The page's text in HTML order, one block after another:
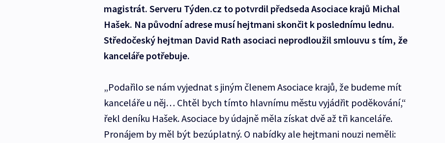
magistrát. Serveru Týden.cz to potvrdil předseda Asociace krajů Michal
Hašek. Na původní adrese musí hejtmani skončit k poslednímu lednu.
Středočeský hejtman David Rath asociaci neprodloužil smlouvu s tím, že
kanceláře potřebuje.
„Podařilo se nám vyjednat s jiným členem Asociace krajů, že budeme mít
kanceláře u něj… Chtěl bych tímto hlavnímu městu vyjádřit poděkování,“
řekl deníku Hašek. Asociace by údajně měla získat dvě až tři kanceláře.
Pronájem by měl být bezúplatný. O nabídky ale hejtmani nouzi neměli: